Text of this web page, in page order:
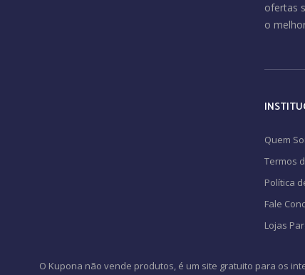
ofertas
o
Quem
Termos
Política
Fale
Lojas
O Kupona não vende produtos, é um site gratuito para os